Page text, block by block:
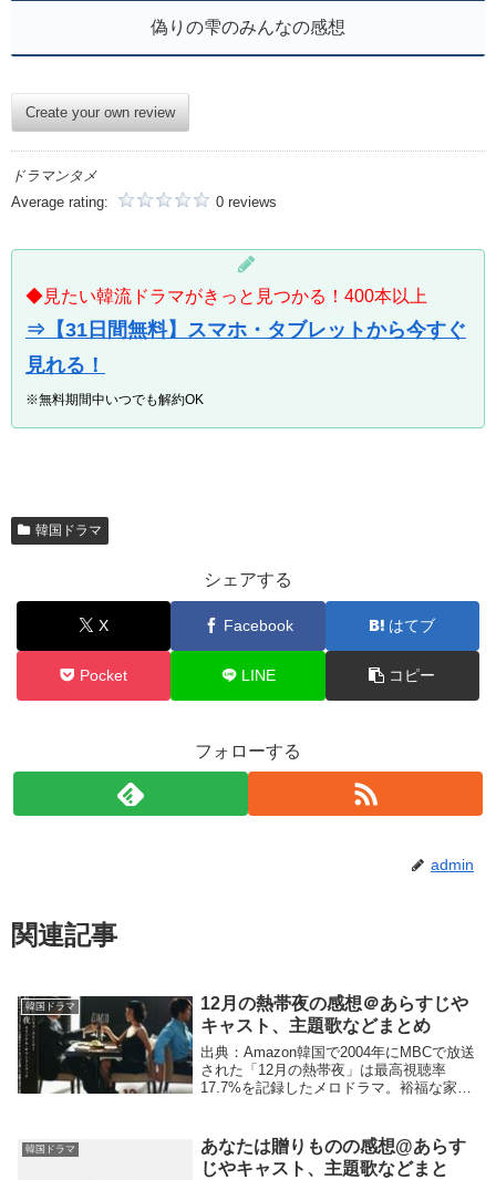
偽りの雫のみんなの感想
Create your own review
ドラマンタメ
Average rating:
0 reviews
◆見たい韓流ドラマがきっと見つかる！400本以上
⇒【31日間無料】スマホ・タブレットから今すぐ
見れる！
※無料期間中いつでも解約OK
韓国ドラマ
シェアする
X Facebook はてブ
Pocket LINE コピー
フォローする
admin
関連記事
韓国ドラマ
12月の熱帯夜の感想＠あらすじや
キャスト、主題歌などまとめ
出典：Amazon韓国で2004年にMBCで放送
された「12月の熱帯夜」は最高視聴率
17.7%を記録したメロドラマ。裕福な家庭
に心惹かれていく。主人公を取り巻く裏
切...
韓国ドラマ
あなたは贈りものの感想@あらす
じやキャスト、主題歌などまと